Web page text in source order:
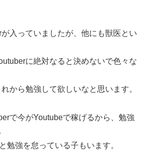
入っていましたが、他にも獣医とい
に絶対なると決めないで色々な
から勉強して欲しいなと思います。
で今がYoutubeで稼げるから、勉強
勉強を怠っている子もいます。